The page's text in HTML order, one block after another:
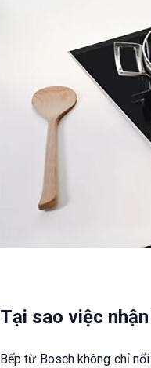
Tại sao việc
Bếp từ Bosch không chỉ